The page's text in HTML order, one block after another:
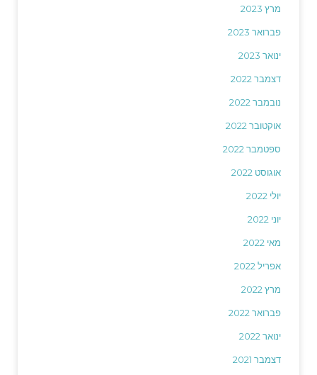
מרץ 2023
פברואר 2023
ינואר 2023
דצמבר 2022
נובמבר 2022
אוקטובר 2022
ספטמבר 2022
אוגוסט 2022
יולי 2022
יוני 2022
מאי 2022
אפריל 2022
מרץ 2022
פברואר 2022
ינואר 2022
דצמבר 2021